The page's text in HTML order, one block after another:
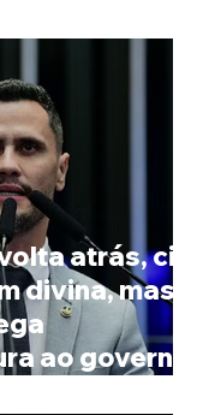
atrás, cita
divina, mas
ao governo